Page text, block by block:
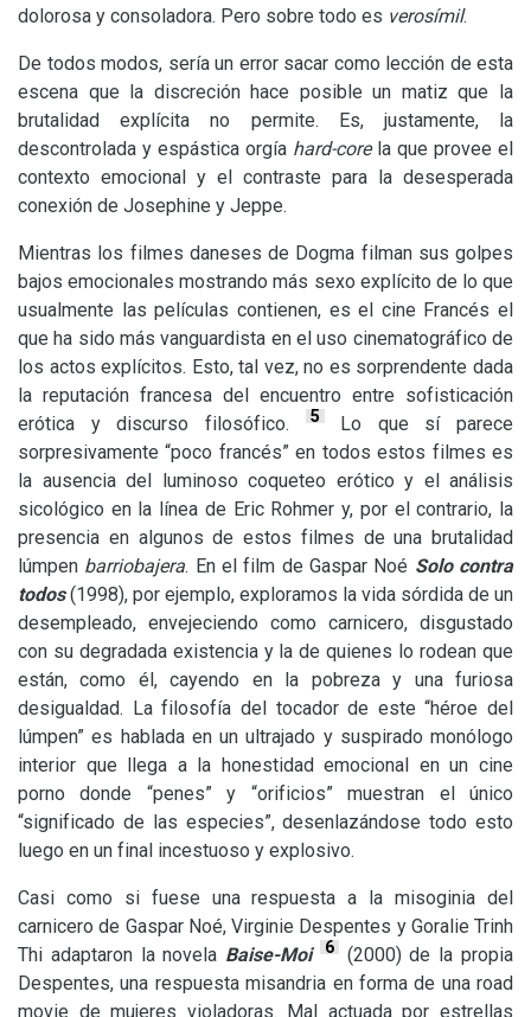
dolorosa y consoladora. Pero sobre todo es verosímil.
De todos modos, sería un error sacar como lección de esta
escena que la discreción hace posible un matiz que la
brutalidad explícita no permite. Es, justamente, la
descontrolada y espástica orgía hard-corela que provee el
contexto emocional y el contraste para la desesperada
conexión de Josephine y Jeppe.
Mientras los filmes daneses de Dogma filman sus golpes
bajos emocionales mostrando más sexo explícito de lo que
usualmente las películas contienen, es el cine Francés el
que ha sido más vanguardista en el uso cinematográfico de
los actos explícitos. Esto, tal vez, no es sorprendente dada
la reputación francesa del encuentro entre sofisticación
erótica y discurso filosófico.
5 Lo que sí parece
sorpresivamente “poco francés” en todos estos filmes es
la ausencia del luminoso coqueteo erótico y el análisis
sicológico en la línea de Eric Rohmer y, por el contrario, la
presencia en algunos de estos filmes de una brutalidad
lúmpen barriobajera. En el film de Gaspar Noé Solo contra
todos(1998), por ejemplo, exploramos la vida sórdida de un
desempleado, envejeciendo como carnicero, disgustado
con su degradada existencia y la de quienes lo rodean que
están, como él, cayendo en la pobreza y una furiosa
desigualdad. La filosofía del tocador de este “héroe del
lúmpen” es hablada en un ultrajado y suspirado monólogo
interior que llega a la honestidad emocional en un cine
porno donde “penes” y “orificios” muestran el único
“significado de las especies”, desenlazándose todo esto
luego en un final incestuoso y explosivo.
Casi como si fuese una respuesta a la misoginia del
carnicero de Gaspar Noé, Virginie Despentes y Goralie Trinh
Thi adaptaron la novela Baise-Moi 6 (2000) de la propia
Despentes, una respuesta misandria en forma de una road
movie de mujeres violadoras. Mal actuada por estrellas